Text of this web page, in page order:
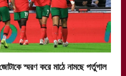
স্মরণ করে মাঠে নামছে পর্তুগাল